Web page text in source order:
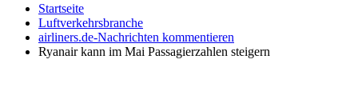
Startseite
Luftverkehrsbranche
airliners.de-Nachrichten kommentieren
Ryanair kann im Mai Passagierzahlen steigern